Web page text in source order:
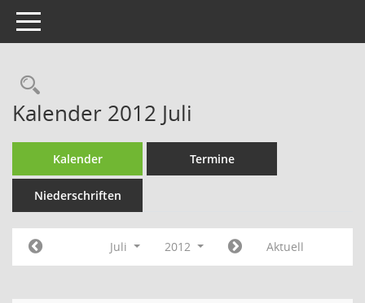
Toggle navigation
Rechercheauswahl
Kalender 2012 Juli
Kalender Termine
Niederschriften
Juli 2012 Aktuell